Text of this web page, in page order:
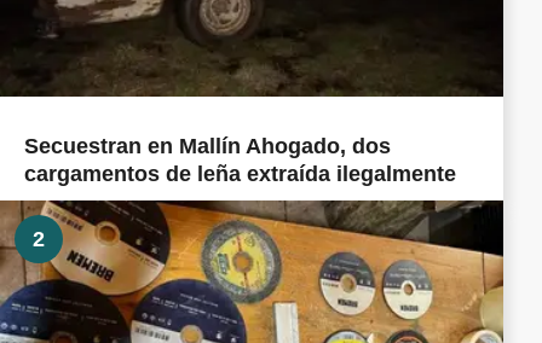
Secuestran en Mallín Ahogado, dos
cargamentos de leña extraída ilegalmente
2